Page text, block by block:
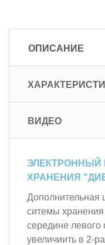
ОПИСАНИЕ
ВИДЕО
ЭЛЕКТРОННЫЙ
ХРАНЕНИЯ
Дополнительная
ситемы
середине левого
увеличиить в 2-